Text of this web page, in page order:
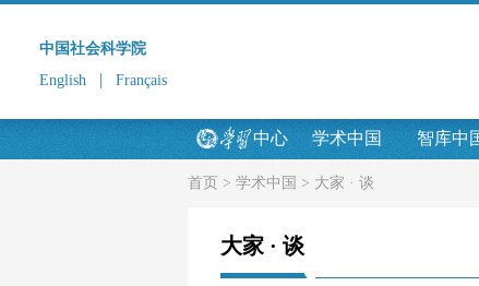
中国社会科学院
English
| Français
中心 学术中国 智库中
首页 > 学术中国 > 大家 · 谈
大家 · 谈